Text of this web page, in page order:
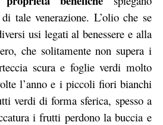
tale venerazione. L’olio che se
usi legati al benessere e alla
che solitamente non supera i
scura e foglie verdi molto
l’anno e i piccoli fiori bianchi
verdi di forma sferica, spesso a
i frutti perdono la buccia e